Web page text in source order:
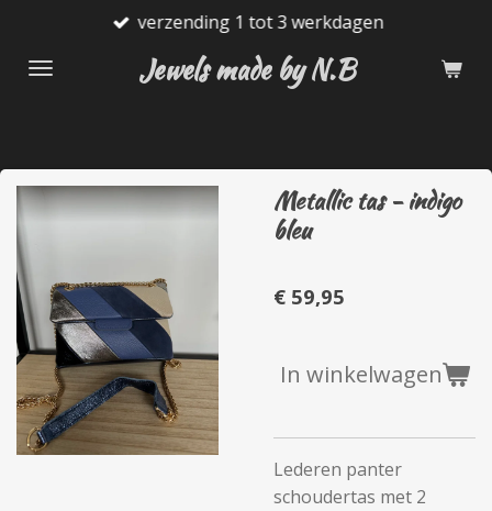
naar
Jewels made by N.B
verzending 1 tot 3 werkdagen
Metallic tas - indigo
bleu
€ 59,95
In winkelwagen
Lederen panter
schoudertas met 2